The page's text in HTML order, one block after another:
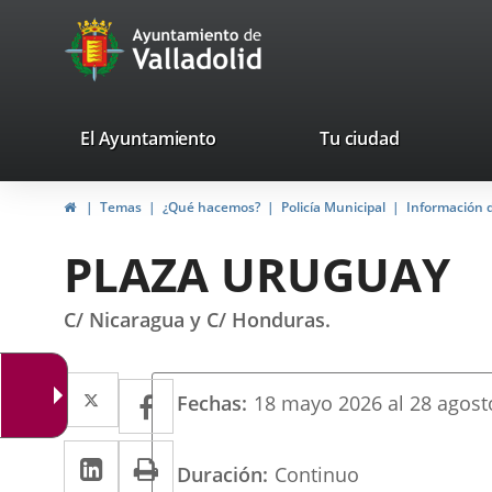
Portal
Web
Ayuntamiento
de
valladolid.es
El Ayuntamiento Tu ciudad
InicioTemas ¿Qué hacemos? Policía Municipal Información
PLAZA URUGUAY
C/ Nicaragua y C/ Honduras.
Twitter
Enlace
a
una
Facebook
Enlace
a
una
LinkedIn
EnlaceImprimir
Fechas 18 mayo 2026 al 28
Duración Continuo